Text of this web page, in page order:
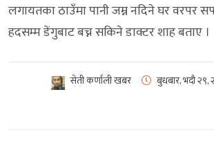
लगायतका ठाउँमा पानी जम्न नदिने घर वरपर
हदसम्म डेंगुबाट बच्न सकिने डाक्टर शाह बताए ।
सेती कर्णाली खबर बुधबार, भदौ २९,